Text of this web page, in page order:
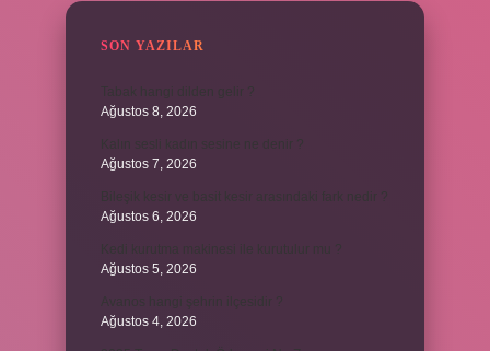
SON YAZILAR
Ağustos 8, 2026
Ağustos 7, 2026
Ağustos 6, 2026
Ağustos 5, 2026
Ağustos 4, 2026